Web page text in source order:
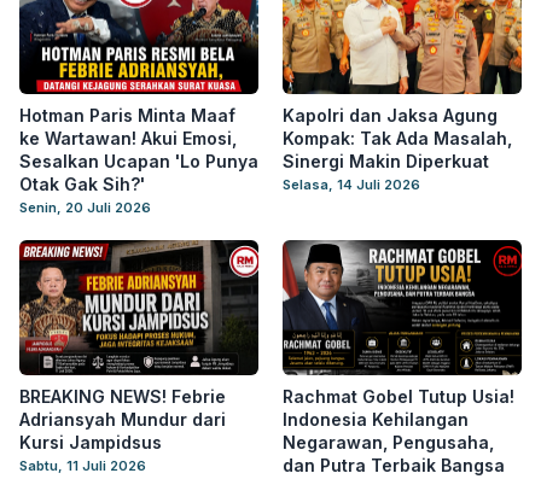
Hotman Paris Minta Maaf
ke Wartawan! Akui Emosi,
Sesalkan Ucapan 'Lo Punya
Otak Gak Sih?'
Senin, 20 Juli 2026
Kapolri dan Jaksa Agung
Kompak: Tak Ada Masalah,
Sinergi Makin Diperkuat
Selasa, 14 Juli 2026
BREAKING NEWS! Febrie
Adriansyah Mundur dari
Kursi Jampidsus
Sabtu, 11 Juli 2026
Rachmat Gobel Tutup Usia!
Indonesia Kehilangan
Negarawan, Pengusaha,
dan Putra Terbaik Bangsa